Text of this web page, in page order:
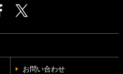
お問い合わせ